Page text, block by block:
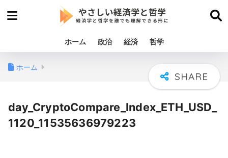
ホーム 政治 経済 哲学
ホーム
day_CryptoCompare_Index_ETH_USD_
1120_11535636979223